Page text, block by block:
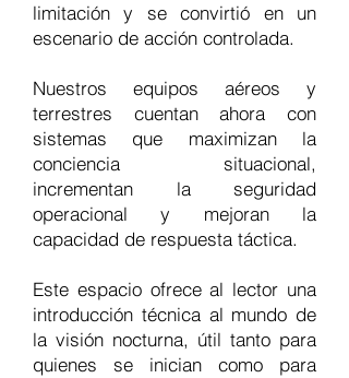
limitación y se convirtió en un
escenario de acción controlada.
Nuestros equipos aéreos y
terrestres cuentan ahora con
sistemas que maximizan la
conciencia situacional,
incrementan la seguridad
operacional y mejoran la
capacidad de respuesta táctica.
Este espacio ofrece al lector una
introducción técnica al mundo de
la visión nocturna, útil tanto para
quienes se inician como para